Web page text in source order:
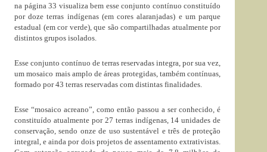
na página 33 visualiza bem esse conjunto contínuo constituído
por doze terras indígenas (em cores alaranjadas) e um parque
estadual (em cor verde), que são compartilhadas atualmente por
distintos grupos isolados.
Esse conjunto contínuo de terras reservadas integra, por sua vez,
um mosaico mais amplo de áreas protegidas, também contínuas,
formado por 43 terras reservadas com distintas finalidades.
Esse “mosaico acreano”, como então passou a ser conhecido, é
constituído atualmente por 27 terras indígenas, 14 unidades de
conservação, sendo onze de uso sustentável e três de proteção
integral, e ainda por dois projetos de assentamento extrativistas.